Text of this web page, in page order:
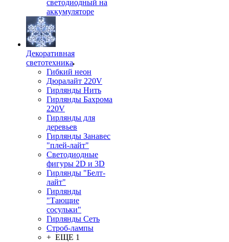
светодиодный на
аккумуляторе
Декоративная
светотехника
Гибкий неон
Дюралайт 220V
Гирлянды Нить
Гирлянды Бахрома
220V
Гирлянды для
деревьев
Гирлянды Занавес
"плей-лайт"
Светодиодные
фигуры 2D и 3D
Гирлянды "Белт-
лайт"
Гирлянды
"Тающие
сосульки"
Гирлянды Сеть
Строб-лампы
+ ЕЩЕ 1